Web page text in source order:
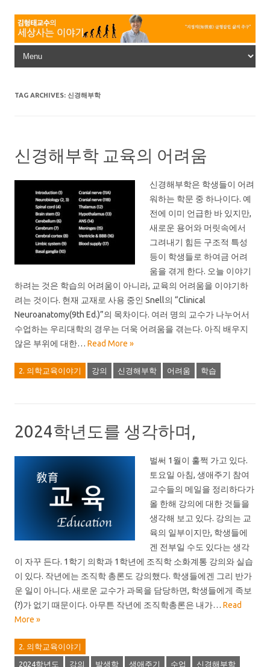
Skip to content
TAG ARCHIVES: 신경해부학
신경해부학 교육의 어려움
신경해부학은 학생들이 어려
워하는 학문 중 하나이다. 예
전에 이미 언급한 바 있지만,
새로운 용어와 머릿속에서
그려내기 힘든 구조적 특성
등이 학생들로 하여금 어려
움을 겪게 한다. 오늘 이야기
하려는 것은 학습의 어려움이 아니라, 교육의 어려움을 이야기하
려는 것이다. 현재 교재로 사용 중인 Snell의 “Clinical
Neuroanatomy(9th Ed.)”의 목차이다. 여러 명의 교수가 나누어서
수업하는 우리대학의 경우는 더욱 어려움을 겪는다. 아직 배우지
않은 부위에 대한… Read More »
2. 의학교육이야기 강의 신경해부학 어려움 학습
2024학년도를 생각하며,
벌써 1월이 훌쩍 가고 있다.
토요일 아침, 생애주기 참여
교수들의 메일을 정리하다가
올 한해 강의에 대한 것들을
생각해 보고 있다. 강의는 교
육의 일부이지만, 학생들에
겐 전부일 수도 있다는 생각
이 자꾸 든다. 1학기 의학과 1학년에 조직학 소화계통 강의와 실습
이 있다. 작년에는 조직학 총론도 강의했다. 학생들에겐 그리 반가
운 일이 아니다. 새로운 교수가 과목을 담당하면, 학생들에게 족보
(?)가 없기 때문이다. 아무튼 작년에 조직학총론은 내가… Read
More »
2. 의학교육이야기
2024학년도 강의 발생학 생애주기 수업 신경해부학